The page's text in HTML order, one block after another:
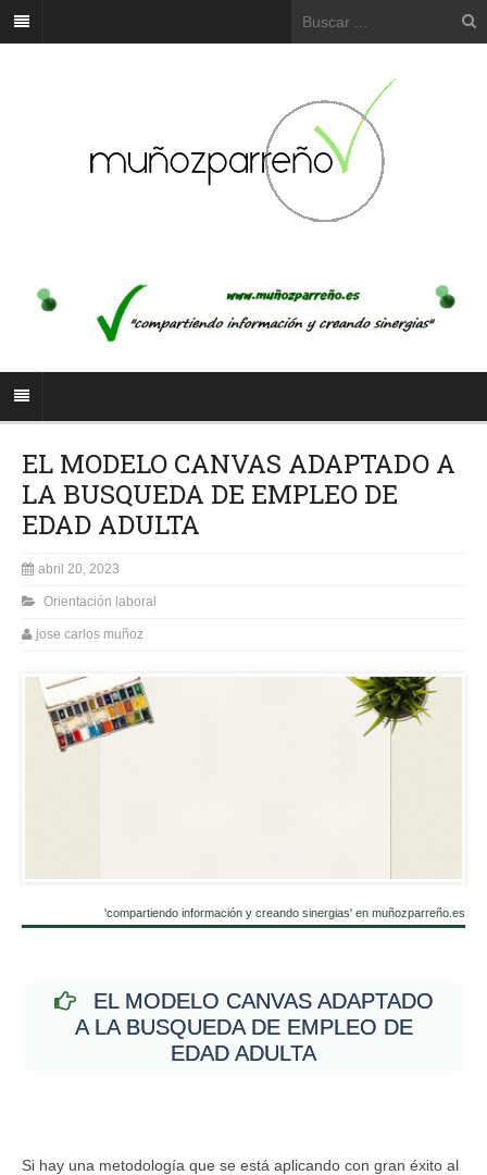
EL MODELO CANVAS ADAPTADO A
LA BUSQUEDA DE EMPLEO DE
EDAD ADULTA
abril 20, 2023
Orientación laboral
jose carlos muñoz
'compartiendo información y creando sinergias' en muñozparreño.es
EL MODELO CANVAS ADAPTADO
A LA BUSQUEDA DE EMPLEO DE
EDAD ADULTA
Si hay una metodología que se está aplicando con gran éxito al